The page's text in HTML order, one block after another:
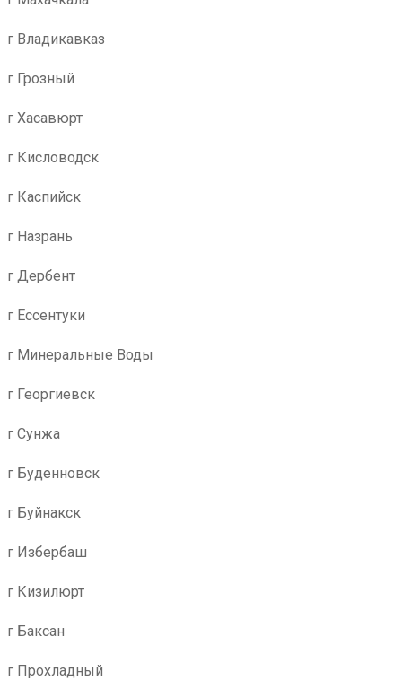
г Владикавказ
г Грозный
г Хасавюрт
г Кисловодск
г Каспийск
г Назрань
г Дербент
г Ессентуки
г Минеральные Воды
г Георгиевск
г Сунжа
г Буденновск
г Буйнакск
г Избербаш
г Кизилюрт
г Баксан
г Прохладный